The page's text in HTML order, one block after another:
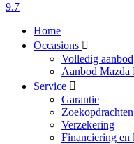
9.7
Home
Occasions
Volledig aanbod
Aanbod
Service
Garantie
Zoekopdrachten
Verzekering
Financiering en